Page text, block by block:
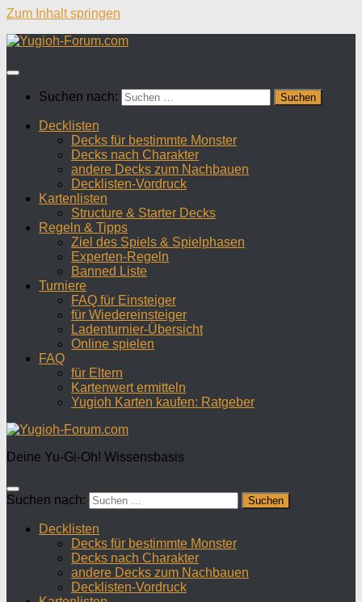
Zum Inhalt springen
Suchen nach:
Decklisten
Decks für bestimmte Monster
Decks nach Charakter
andere Decks zum Nachbauen
Decklisten-Vordruck
Kartenlisten
Structure & Starter Decks
Regeln & Tipps
Ziel des Spiels & Spielphasen
Experten-Regeln
Banned Liste
Turniere
FAQ für Einsteiger
für Wiedereinsteiger
Ladenturnier-Übersicht
Online spielen
FAQ
für Eltern
Kartenwert ermitteln
Yugioh Karten kaufen: Ratgeber
Deine Yu-Gi-Oh! Wissensbasis
Suchen nach:
Decklisten
Decks für bestimmte Monster
Decks nach Charakter
andere Decks zum Nachbauen
Decklisten-Vordruck